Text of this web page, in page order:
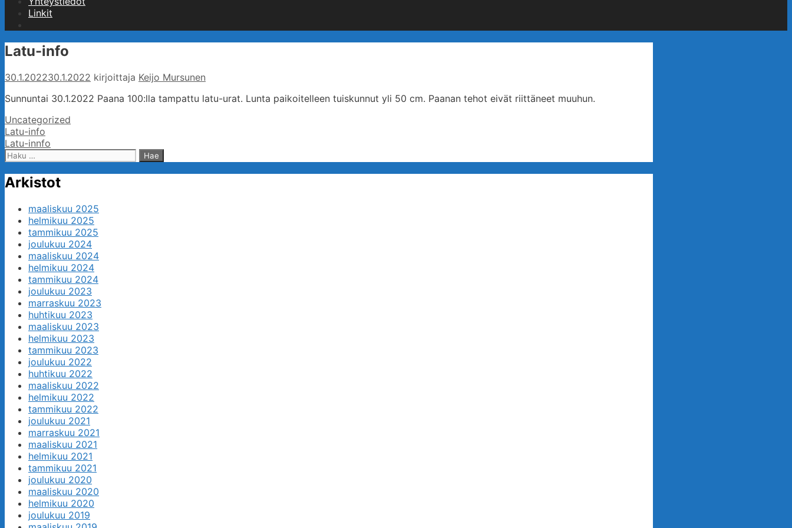
Linkit
Latu-info
30.1.202230.1.2022 kirjoittaja Keijo Mursunen
Sunnuntai 30.1.2022 Paana 100:lla tampattu latu-urat. Lunta paikoitelleen tuiskunnut yli 50 cm. Paanan tehot eivät riittäneet muuhun.
Kategoriat
Uncategorized
Artikkelien
selaus
Latu-info
Latu-innfo
Haku:
Arkistot
maaliskuu 2025
helmikuu 2025
tammikuu 2025
joulukuu 2024
maaliskuu 2024
helmikuu 2024
tammikuu 2024
joulukuu 2023
marraskuu 2023
huhtikuu 2023
maaliskuu 2023
helmikuu 2023
tammikuu 2023
joulukuu 2022
huhtikuu 2022
maaliskuu 2022
helmikuu 2022
tammikuu 2022
joulukuu 2021
marraskuu 2021
maaliskuu 2021
helmikuu 2021
tammikuu 2021
joulukuu 2020
maaliskuu 2020
helmikuu 2020
joulukuu 2019